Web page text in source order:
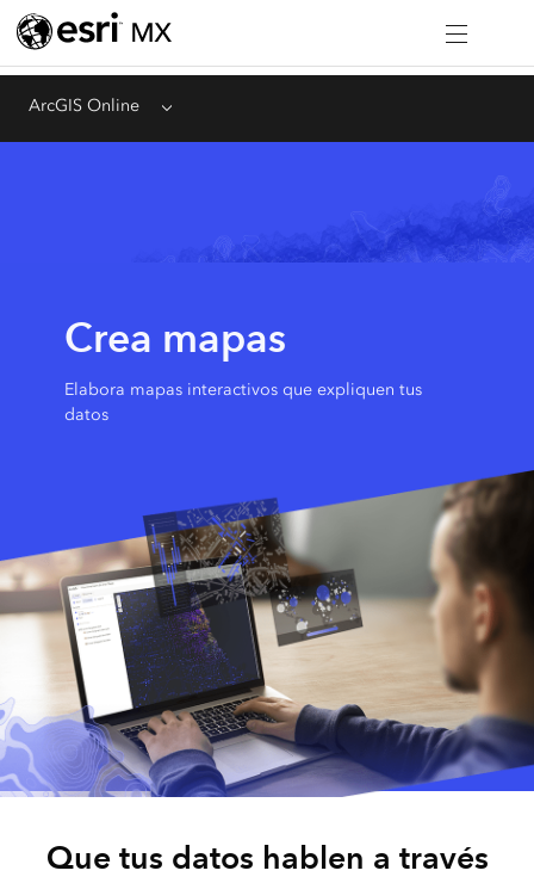
ArcGIS Online Menu
Crea mapas
Elabora mapas interactivos que expliquen tus
datos
Que tus datos hablen a través